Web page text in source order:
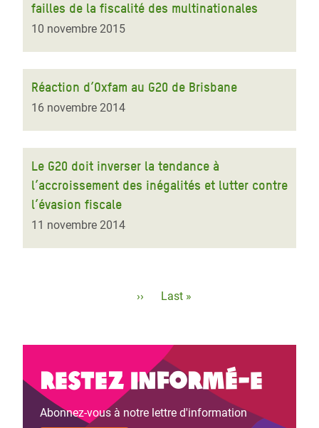
failles de la fiscalité des multinationales
10 novembre 2015
Réaction d’Oxfam au G20 de Brisbane
16 novembre 2014
Le G20 doit inverser la tendance à
l’accroissement des inégalités et lutter contre
l’évasion fiscale
11 novembre 2014
Page
››
Dernière
Last »
Restez informé-e
Abonnez-vous à notre lettre d'information